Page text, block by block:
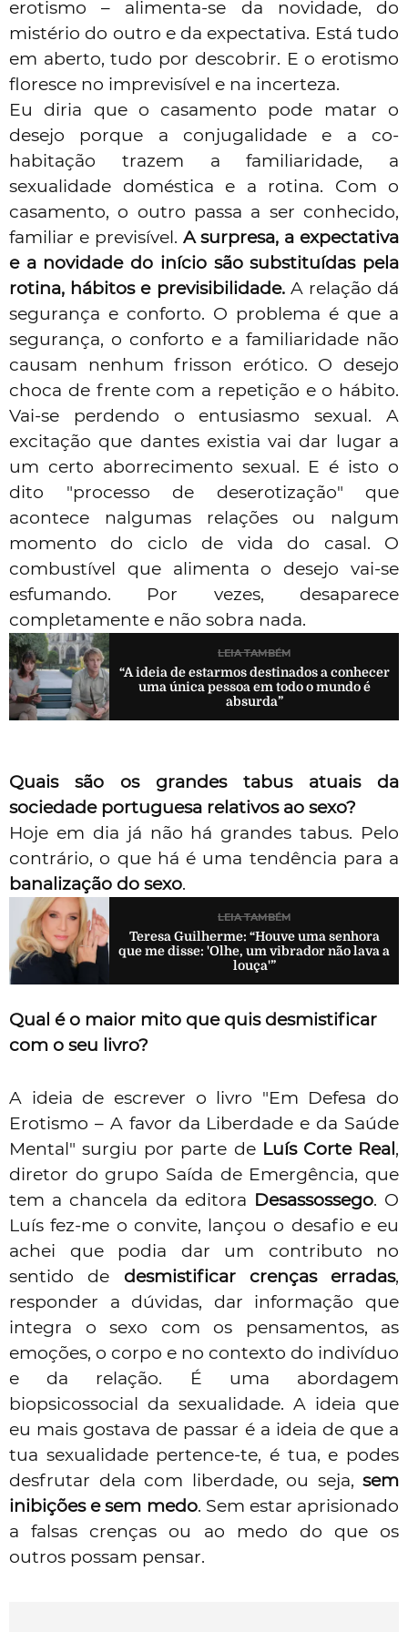
erotismo – alimenta-se da novidade, do
mistério do outro e da expectativa. Está tudo
em aberto, tudo por descobrir. E o erotismo
floresce no imprevisível e na incerteza.
Eu diria que o casamento pode matar o
desejo porque a conjugalidade e a co-
habitação trazem a familiaridade, a
sexualidade doméstica e a rotina. Com o
casamento, o outro passa a ser conhecido,
familiar e previsível. A surpresa, a expectativa
e a novidade do início são substituídas pela
rotina, hábitos e previsibilidade.A relação dá
segurança e conforto. O problema é que a
segurança, o conforto e a familiaridade não
causam nenhum frisson erótico. O desejo
choca de frente com a repetição e o hábito.
Vai-se perdendo o entusiasmo sexual. A
excitação que dantes existia vai dar lugar a
um certo aborrecimento sexual. E é isto o
dito "processo de deserotização" que
acontece nalgumas relações ou nalgum
momento do ciclo de vida do casal. O
combustível que alimenta o desejo vai-se
esfumando. Por vezes, desaparece
completamente e não sobra nada.
LEIA TAMBÉM
“A ideia de estarmos destinados a conhecer
uma única pessoa em todo o mundo é
absurda”
Quais são os grandes tabus atuais da
sociedade portuguesa relativos ao sexo?
Hoje em dia já não há grandes tabus. Pelo
contrário, o que há é uma tendência para a
banalização do sexo.
LEIA TAMBÉM
Teresa Guilherme: “Houve uma senhora
que me disse: 'Olhe, um vibrador não lava a
louça'”
Qual é o maior mito que quis desmistificar
com o seu livro?
A ideia de escrever o livro "Em Defesa do
Erotismo – A favor da Liberdade e da Saúde
Mental" surgiu por parte de Luís Corte Real,
diretor do grupo Saída de Emergência, que
tem a chancela da editora Desassossego. O
Luís fez-me o convite, lançou o desafio e eu
achei que podia dar um contributo no
sentido de desmistificar crenças erradas,
responder a dúvidas, dar informação que
integra o sexo com os pensamentos, as
emoções, o corpo e no contexto do indivíduo
e da relação. É uma abordagem
biopsicossocial da sexualidade. A ideia que
eu mais gostava de passar é a ideia de que a
tua sexualidade pertence-te, é tua, e podes
desfrutar dela com liberdade, ou seja, sem
inibições e sem medo. Sem estar aprisionado
a falsas crenças ou ao medo do que os
outros possam pensar.